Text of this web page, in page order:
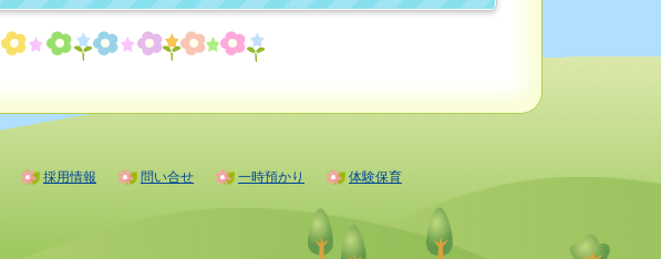
採用情報 問い合せ 一時預かり 体験保育